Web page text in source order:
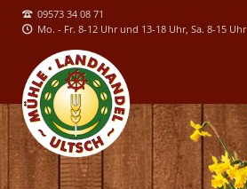
09573 34 08 71
Mo. - Fr. 8-12 Uhr und 13-18 Uhr, Sa. 8-15 Uhr